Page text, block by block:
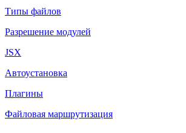
Типы файлов
Разрешение модулей
JSX
Автоустановка
Плагины
Файловая маршрутизация